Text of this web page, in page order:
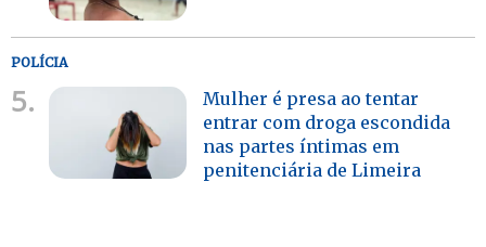
POLÍCIA
5.
Mulher é presa ao tentar
entrar com droga escondida
nas partes íntimas em
penitenciária de Limeira